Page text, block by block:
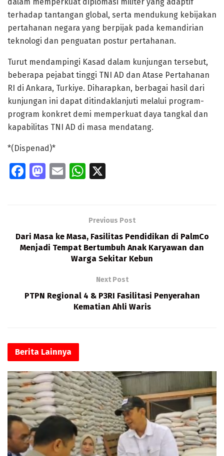
terhadap tantangan global, serta mendukung kebijakan
pertahanan negara yang berpijak pada kemandirian
teknologi dan penguatan postur pertahanan.
Turut mendampingi Kasad dalam kunjungan tersebut,
beberapa pejabat tinggi TNI AD dan Atase Pertahanan
RI di Ankara, Turkiye. Diharapkan, berbagai hasil dari
kunjungan ini dapat ditindaklanjuti melalui program-
program konkret demi memperkuat daya tangkal dan
kapabilitas TNI AD di masa mendatang.
*(Dispenad)*
Fa
o
k
M
o
n
E
W
s
A
p
p
Previous Post
Dari Masa ke Masa, Fasilitas Pendidikan di PalmCo
Menjadi Tempat Bertumbuh Anak Karyawan dan
Warga Sekitar Kebun
Next Post
PTPN Regional 4 & P3RI Fasilitasi Penyerahan
Kematian Ahli Waris
Berita Lainnya